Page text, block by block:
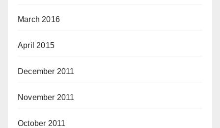
March 2016
April 2015
December 2011
November 2011
October 2011